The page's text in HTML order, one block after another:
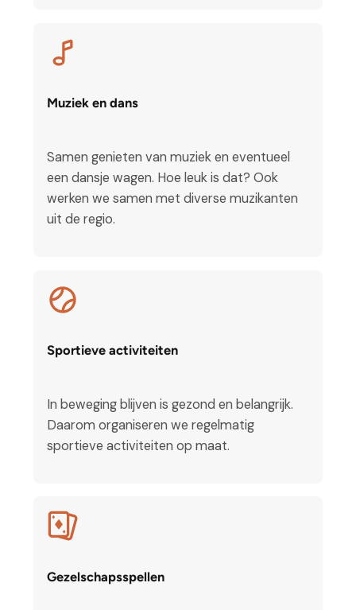
Muziek en dans
Samen genieten van muziek en eventueel
een dansje wagen. Hoe leuk is dat? Ook
werken we samen met diverse muzikanten
uit de regio.
Sportieve activiteiten
In beweging blijven is gezond en belangrijk.
Daarom organiseren we regelmatig
sportieve activiteiten op maat.
Gezelschapsspellen